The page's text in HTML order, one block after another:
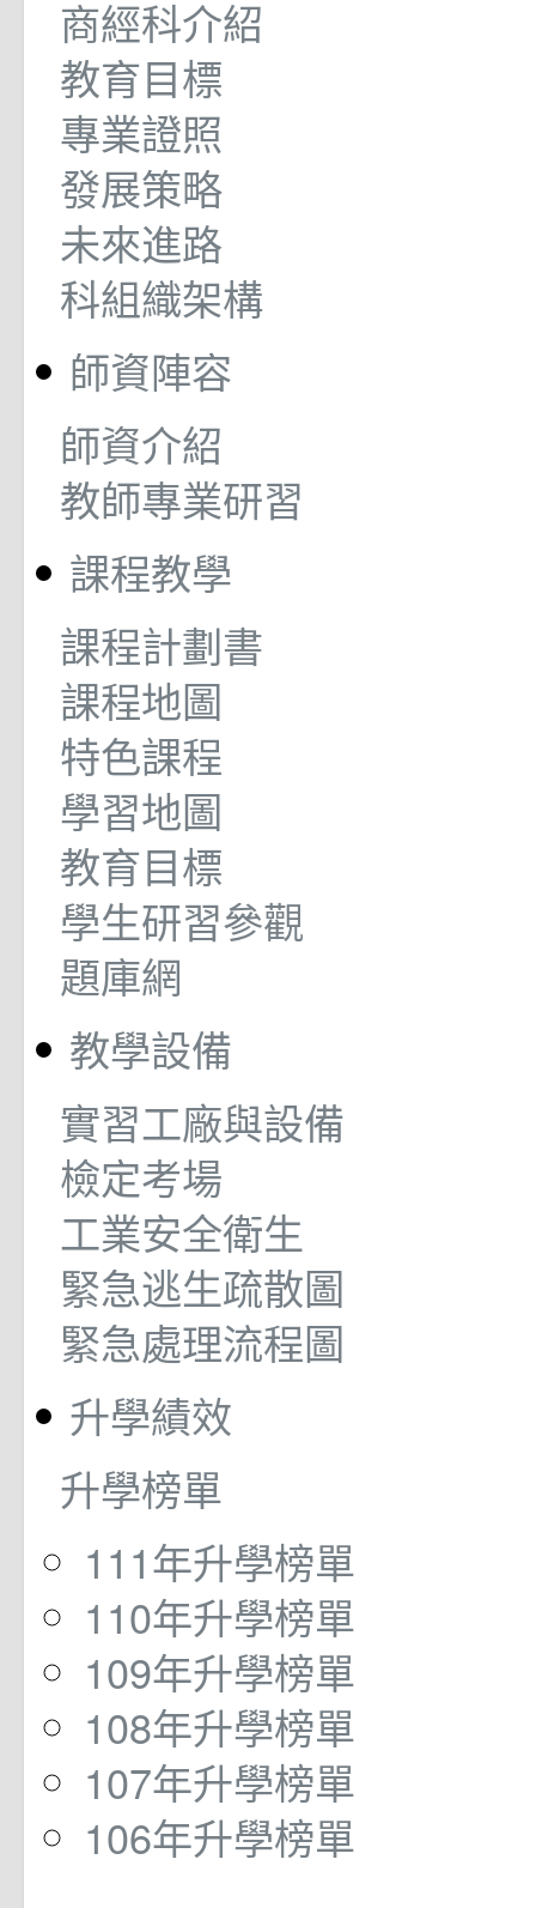
商經科介紹
教育目標
專業證照
發展策略
未來進路
科組織架構
師資陣容
師資介紹
教師專業研習
課程教學
課程計劃書
課程地圖
特色課程
學習地圖
教育目標
學生研習參觀
題庫網
教學設備
實習工廠與設備
檢定考場
工業安全衛生
緊急逃生疏散圖
緊急處理流程圖
升學績效
升學榜單
111年升學榜單
110年升學榜單
109年升學榜單
108年升學榜單
107年升學榜單
106年升學榜單